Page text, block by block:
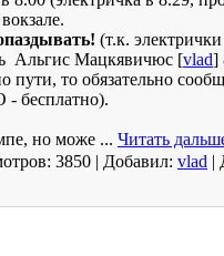
(т.к.
Альгис Мацкявичюс [vlad]
пути, то обязательно
- бесплатно).
но може ... Читать
3850 | Добавил: vlad |